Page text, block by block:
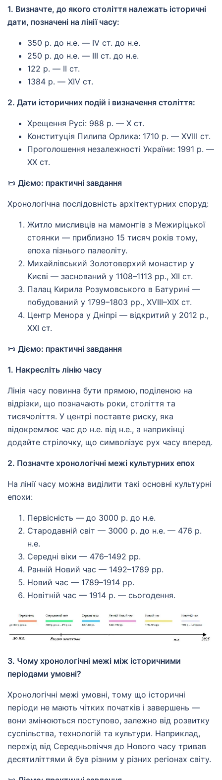
1. Визначте, до якого століття належать історичні
дати, позначені на лінії часу:
350 р. до н.е. — IV ст. до н.е.
250 р. до н.е. — III ст. до н.е.
122 р. — II ст.
1384 р. — XIV ст.
2. Дати історичних подій і визначення століття:
Хрещення Русі: 988 р. — X ст.
Конституція Пилипа Орлика: 1710 р. — XVIII ст.
Проголошення незалежності України: 1991 р. —
XX ст.
📜 Діємо: практичні завдання
Хронологічна послідовність архітектурних споруд:
Житло мисливців на мамонтів з Межиріцької
стоянки — приблизно 15 тисяч років тому,
епоха пізнього палеоліту.
Михайлівський Золотоверхий монастир у
Києві — заснований у 1108–1113 рр., XII ст.
Палац Кирила Розумовського в Батурині —
побудований у 1799–1803 рр., XVIII–XIX ст.
Центр Менора у Дніпрі — відкритий у 2012 р.,
XXI ст.
📜 Діємо: практичні завдання
1. Накресліть лінію часу
Лінія часу повинна бути прямою, поділеною на
відрізки, що позначають роки, століття та
тисячоліття. У центрі поставте риску, яка
відокремлює час до н.е. від н.е., а наприкінці
додайте стрілочку, що символізує рух часу вперед.
2. Позначте хронологічні межі культурних епох
На лінії часу можна виділити такі основні культурні
епохи:
Первісність — до 3000 р. до н.е.
Стародавній світ — 3000 р. до н.е. — 476 р.
н.е.
Середні віки — 476–1492 рр.
Ранній Новий час — 1492–1789 рр.
Новий час — 1789–1914 рр.
Новітній час — 1914 р. — сьогодення.
3. Чому хронологічні межі між історичними
періодами умовні?
Хронологічні межі умовні, тому що історичні
періоди не мають чітких початків і завершень —
вони змінюються поступово, залежно від розвитку
суспільства, технологій та культури. Наприклад,
перехід від Середньовіччя до Нового часу тривав
десятиліттями й був різним у різних регіонах світу.